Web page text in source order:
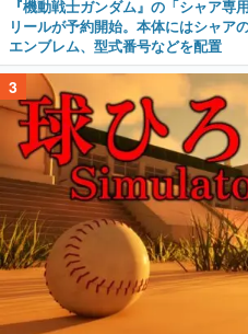
『機動戦士ガンダム』の「シャア
リールが予約開始。本体にはシャア
エンブレム、型式番号などを配置
3